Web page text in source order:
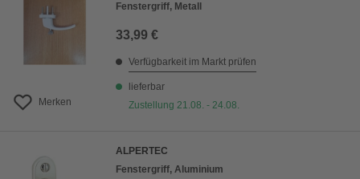
Merken
Fenstergriff, Metall
33,99 €
Verfügbarkeit im Markt prüfen
lieferbar
Zustellung 21.08. - 24.08.
ALPERTEC
Fenstergriff, Aluminium